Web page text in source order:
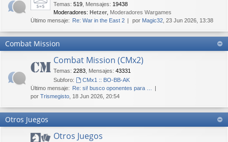
Temas: 519 Mensajes: 19438
Moderadores: Hetzer Moderadores Wargames
Último mensaje: Re: War in the East 2 por Magic32 , 23 Jun 2026, 13:38
Combat Mission
Combat Mission (CMx2)
Temas: 2283 Mensajes: 43331
Subforo:
CMx1 :: BO-BB-AK
Último mensaje: Re: si! busco oponentes para …
por Trismegisto , 18 Jun 2026, 20:54
Otros Juegos
Otros Juegos